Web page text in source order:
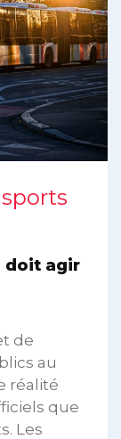
doit agir
de
au
réalité
que
Les